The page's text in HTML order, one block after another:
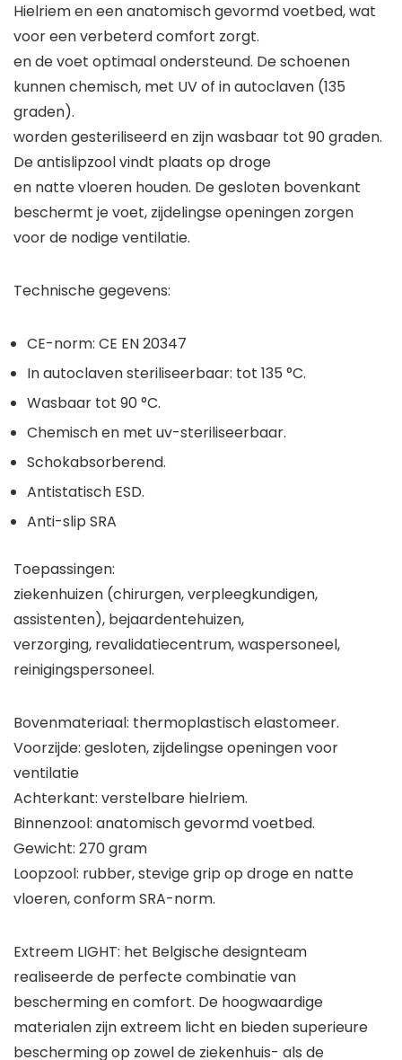
Hielriem en een anatomisch gevormd voetbed, wat
voor een verbeterd comfort zorgt.
en de voet optimaal ondersteund. De schoenen
kunnen chemisch, met UV of in autoclaven (135
graden).
worden gesteriliseerd en zijn wasbaar tot 90 graden.
De antislipzool vindt plaats op droge
en natte vloeren houden. De gesloten bovenkant
beschermt je voet, zijdelingse openingen zorgen
voor de nodige ventilatie.
Technische gegevens:
CE-norm: CE EN 20347
In autoclaven steriliseerbaar: tot 135 °C.
Wasbaar tot 90 °C.
Chemisch en met uv-steriliseerbaar.
Schokabsorberend.
Antistatisch ESD.
Anti-slip SRA
Toepassingen:
ziekenhuizen (chirurgen, verpleegkundigen,
assistenten), bejaardentehuizen,
verzorging, revalidatiecentrum, waspersoneel,
reinigingspersoneel.
Bovenmateriaal: thermoplastisch elastomeer.
Voorzijde: gesloten, zijdelingse openingen voor
ventilatie
Achterkant: verstelbare hielriem.
Binnenzool: anatomisch gevormd voetbed.
Gewicht: 270 gram
Loopzool: rubber, stevige grip op droge en natte
vloeren, conform SRA-norm.
Extreem LIGHT: het Belgische designteam
realiseerde de perfecte combinatie van
bescherming en comfort. De hoogwaardige
materialen zijn extreem licht en bieden superieure
bescherming op zowel de ziekenhuis- als de